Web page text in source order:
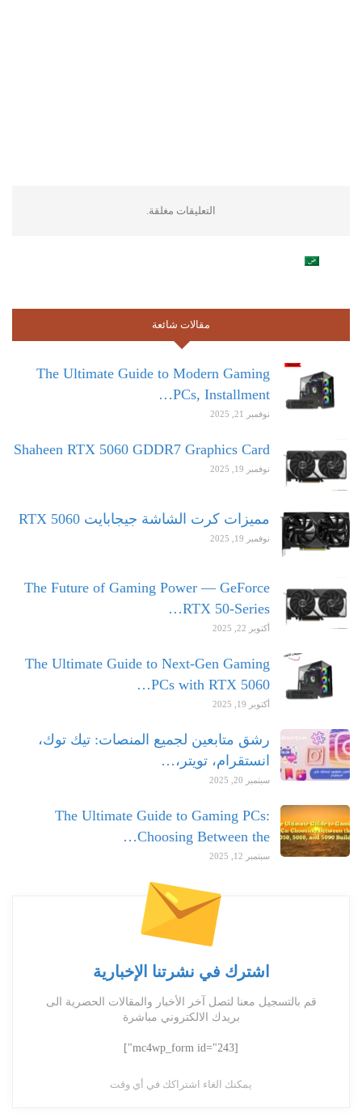
التعليقات مغلقة.
مقالات شائعة
The Ultimate Guide to Modern Gaming
PCs, Installment…
نوفمبر 21, 2025
Shaheen RTX 5060 GDDR7 Graphics Card
نوفمبر 19, 2025
مميزات كرت الشاشة جيجابايت RTX 5060
نوفمبر 19, 2025
The Future of Gaming Power — GeForce
RTX 50-Series…
أكتوبر 22, 2025
The Ultimate Guide to Next-Gen Gaming
PCs with RTX 5060…
أكتوبر 19, 2025
رشق متابعين لجميع المنصات: تيك توك،
انستقرام، تويتر،…
سبتمبر 20, 2025
The Ultimate Guide to Gaming PCs:
Choosing Between the…
سبتمبر 12, 2025
اشترك في نشرتنا الإخبارية
قم بالتسجيل معنا لتصل آخر الأخبار والمقالات الحصرية الى
بريدك الالكتروني مباشرة
[mc4wp_form id="243"]
يمكنك الغاء اشتراكك في أي وقت